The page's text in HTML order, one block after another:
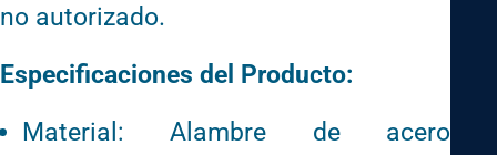
no autorizado.
Especificaciones del Producto:
Material: Alambre de acero